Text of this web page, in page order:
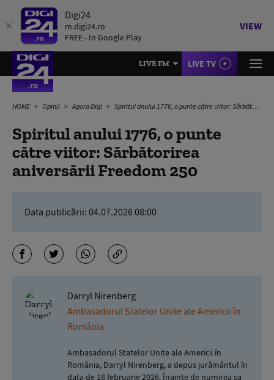
Digi24
m.digi24.ro
FREE - In Google Play
VIEW
LIVE FM LIVE TV
HOME Opinii Agora Digi Spiritul anului 1776, o punte către viitor: Sărbătorirea aniversării Freedom 250
Spiritul anului 1776, o punte
către viitor: Sărbătorirea
aniversării Freedom 250
Data publicării: 04.07.2026 08:00
Darryl Nirenberg
Ambasadorul Statelor Unite ale Americii în
România
Ambasadorul Statelor Unite ale Americii în
România, Darryl Nirenberg, a depus jurământul în
data de 18 februarie 2026. Înainte de numirea sa